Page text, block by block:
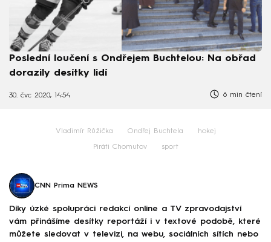
Poslední loučení s Ondřejem Buchtelou: Na obřad
dorazily desítky lidí
30. čvc 2020, 14:54 6 min čtení
Vladimír Růžička Ondřej Buchtela hokej
Piráti Chomutov sport
CNN Prima NEWS
Díky úzké spolupráci redakcí online a TV zpravodajství
vám přinášíme desítky reportáží i v textové podobě, které
můžete sledovat v televizi, na webu, sociálních sítích nebo